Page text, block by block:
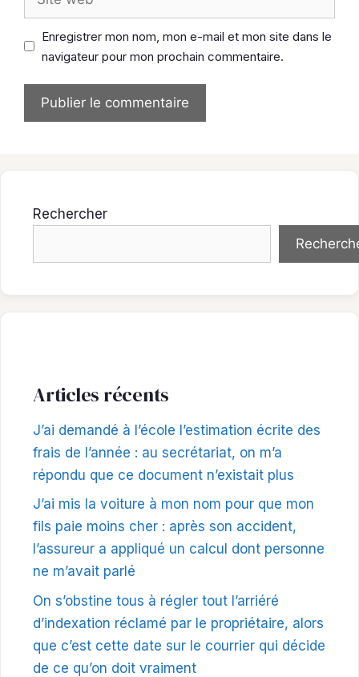
web
Enregistrer mon nom, mon e-mail et mon site dans le
navigateur pour mon prochain commentaire.
Rechercher
Articles récents
J’ai demandé à l’école l’estimation écrite des
frais de l’année : au secrétariat, on m’a
répondu que ce document n’existait plus
J’ai mis la voiture à mon nom pour que mon
fils paie moins cher : après son accident,
l’assureur a appliqué un calcul dont personne
ne m’avait parlé
On s’obstine tous à régler tout l’arriéré
d’indexation réclamé par le propriétaire, alors
que c’est cette date sur le courrier qui décide
de ce qu’on doit vraiment